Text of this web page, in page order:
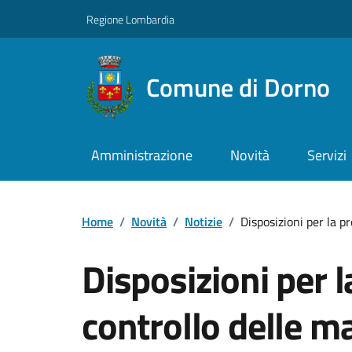
Regione Lombardia
Comune di Dorno
Amministrazione Novità Servizi
Home / Novità / Notizie / Disposizioni per la
Disposizioni per
controllo delle